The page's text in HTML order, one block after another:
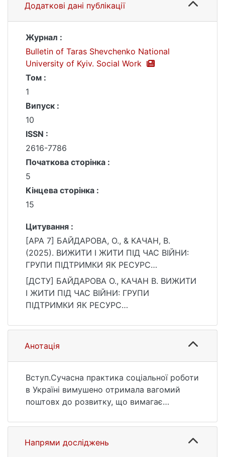
Додаткові дані публікації
Журнал :
Bulletin of Taras Shevchenko National
University of Kyiv. Social Work
Том :
1
Випуск :
10
ISSN :
2616-7786
Початкова сторінка :
5
Кінцева сторінка :
15
Цитування :
[APA 7] БАЙДАРОВА, О., & КАЧАН, В.
(2025). ВИЖИТИ І ЖИТИ ПІД ЧАС ВІЙНИ:
ГРУПИ ПІДТРИМКИ ЯК РЕСУРС
ПСИХОСОЦІАЛЬНОЇ ДОПОМОГИ. Bulletin of
Taras Shevchenko National University of
Kyiv. Social Work, 1(10), 5–15.
1/1
[ДСТУ] БАЙДАРОВА О., КАЧАН В. ВИЖИТИ
І ЖИТИ ПІД ЧАС ВІЙНИ: ГРУПИ
ПІДТРИМКИ ЯК РЕСУРС
Taras Shevchenko National University of
Kyiv. Social Work. 2025. Т. 1, № 10. С. 5—15.
DOI: 10.17721/2616-7786.2024/10-1/1 (дата
Анотація
Вступ.Сучасна практика соціальної роботи
в Україні вимушено отримала вагомий
поштовх до розвитку, що вимагає
людьми масштабних, тривалих
надзвичайних ситуацій, пов'язаних зі
збройним конфліктом і політичною
Напрями досліджень